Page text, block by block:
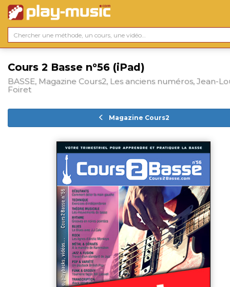
Cours 2 Basse n°56 (iPad)
BASSE, Magazine Cours2, Les anciens numéros, Jean-
Foiret
Magazine Cours2